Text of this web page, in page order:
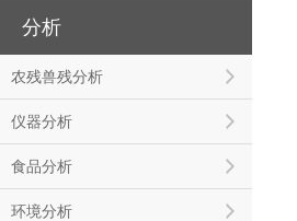
分析
农残兽残分析
仪器分析
食品分析
环境分析